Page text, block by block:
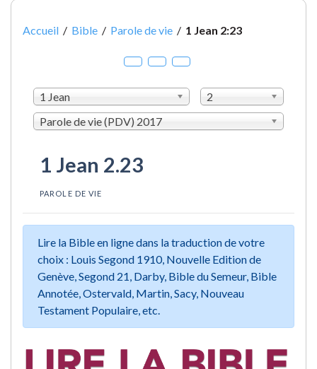
Accueil / Bible / Parole de vie / 1 Jean 2:23
1 Jean
2
Parole de vie (PDV) 2017
1 Jean 2.23
PAROLE DE VIE
Lire la Bible en ligne dans la traduction de votre
choix : Louis Segond 1910, Nouvelle Edition de
Genève, Segond 21, Darby, Bible du Semeur, Bible
Annotée, Ostervald, Martin, Sacy, Nouveau
Testament Populaire, etc.